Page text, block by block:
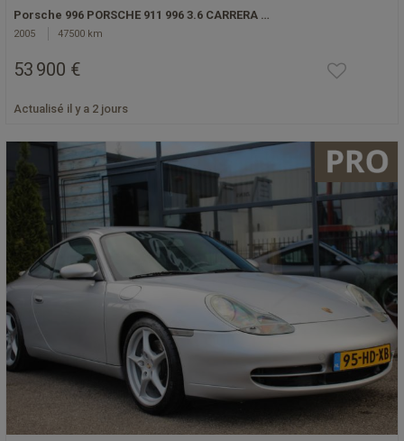
Porsche 996 PORSCHE 911 996 3.6 CARRERA …
2005 47500 km
53 900 €
Actualisé il y a 2 jours